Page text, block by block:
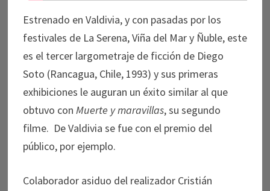
Estrenado en Valdivia, y con pasadas por los
festivales de La Serena, Viña del Mar y Ñuble, este
es el tercer largometraje de ficción de Diego
Soto (Rancagua, Chile, 1993) y sus primeras
exhibiciones le auguran un éxito similar al que
obtuvo con Muerte y maravillas, su segundo
filme. De Valdivia se fue con el premio del
público, por ejemplo.
Colaborador asiduo del realizador Cristián